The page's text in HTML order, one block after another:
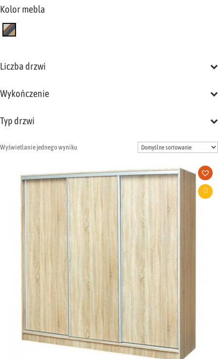
Kolor mebla
Liczba drzwi
Wykończenie
Typ drzwi
Wyświetlanie jednego wyniku